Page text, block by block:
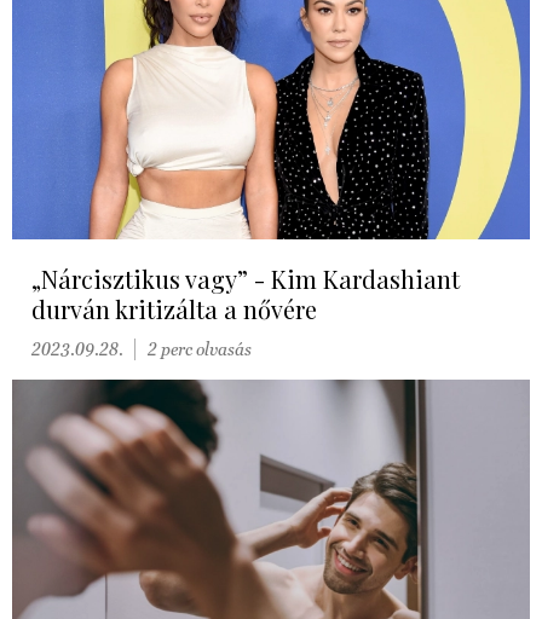
„Nárcisztikus vagy” - Kim Kardashiant
durván kritizálta a nővére
2023.09.28. 2 perc olvasás